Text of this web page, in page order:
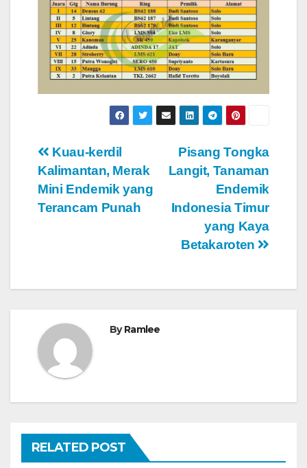
Navigasi
pos
Pisang Tongka
Langit, Tanaman
Endemik
Indonesia Timur
yang Kaya
Betakaroten
Kuau-kerdil
Kalimantan, Merak
Mini Endemik yang
Terancam Punah
ByRamlee
RELATED POST